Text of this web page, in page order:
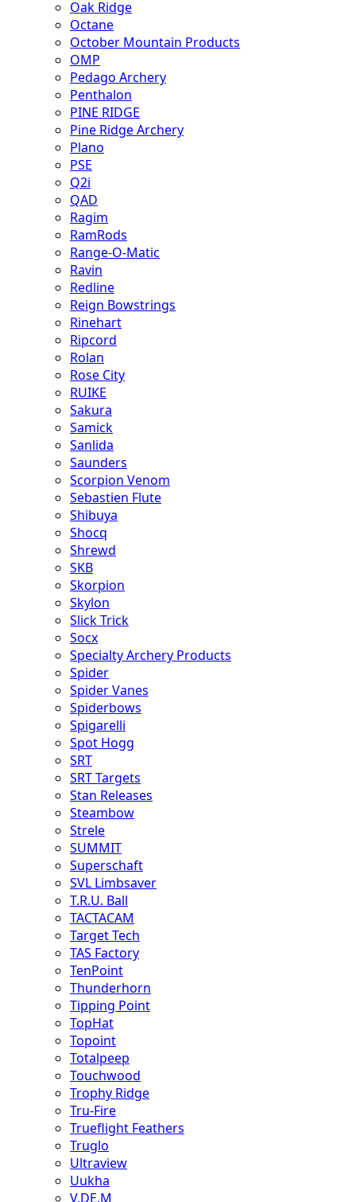
Oak Ridge
Octane
October Mountain Products
OMP
Pedago Archery
Penthalon
PINE RIDGE
Pine Ridge Archery
Plano
PSE
Q2i
QAD
Ragim
RamRods
Range-O-Matic
Ravin
Redline
Reign Bowstrings
Rinehart
Ripcord
Rolan
Rose City
RUIKE
Sakura
Samick
Sanlida
Saunders
Scorpion Venom
Sebastien Flute
Shibuya
Shocq
Shrewd
SKB
Skorpion
Skylon
Slick Trick
Socx
Specialty Archery Products
Spider
Spider Vanes
Spiderbows
Spigarelli
Spot Hogg
SRT
SRT Targets
Stan Releases
Steambow
Strele
SUMMIT
Superschaft
SVL Limbsaver
T.R.U. Ball
TACTACAM
Target Tech
TAS Factory
TenPoint
Thunderhorn
Tipping Point
TopHat
Topoint
Totalpeep
Touchwood
Trophy Ridge
Tru-Fire
Trueflight Feathers
Truglo
Ultraview
Uukha
V.DE.M